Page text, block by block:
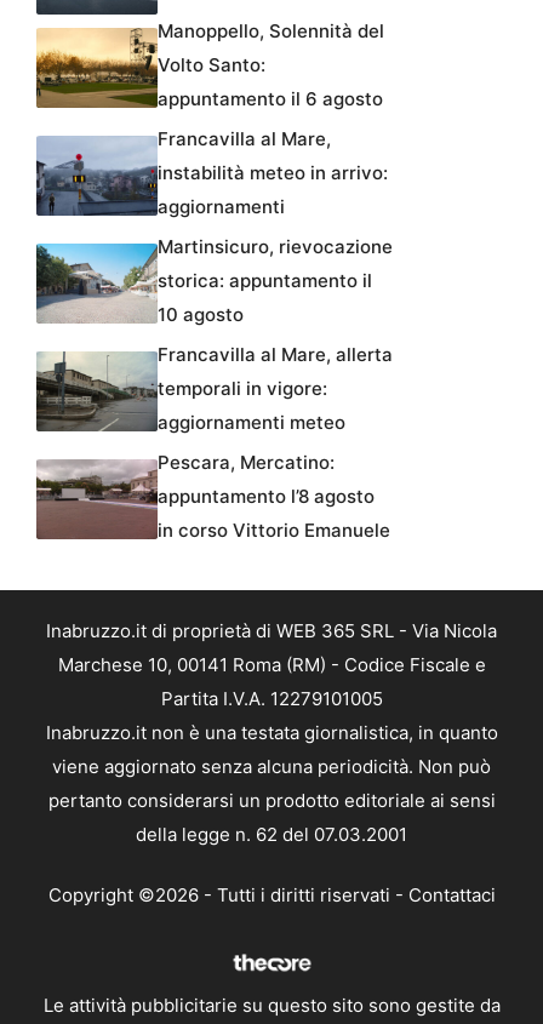
Manoppello, Solennità del
Volto Santo:
appuntamento il 6 agosto
Francavilla al Mare,
instabilità meteo in arrivo:
aggiornamenti
Martinsicuro, rievocazione
storica: appuntamento il
10 agosto
Francavilla al Mare, allerta
temporali in vigore:
aggiornamenti meteo
Pescara, Mercatino:
appuntamento l’8 agosto
in corso Vittorio Emanuele
Inabruzzo.it di proprietà di WEB 365 SRL - Via Nicola
Marchese 10, 00141 Roma (RM) - Codice Fiscale e
Partita I.V.A. 12279101005
Inabruzzo.it non è una testata giornalistica, in quanto
viene aggiornato senza alcuna periodicità. Non può
pertanto considerarsi un prodotto editoriale ai sensi
della legge n. 62 del 07.03.2001
Copyright ©2026 - Tutti i diritti riservati - Contattaci
Le attività pubblicitarie su questo sito sono gestite da